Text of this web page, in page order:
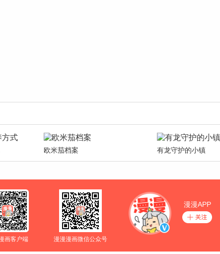
欧米茄档案 有龙守护的小镇
画客户端 漫漫漫画微信公众号
漫漫APP